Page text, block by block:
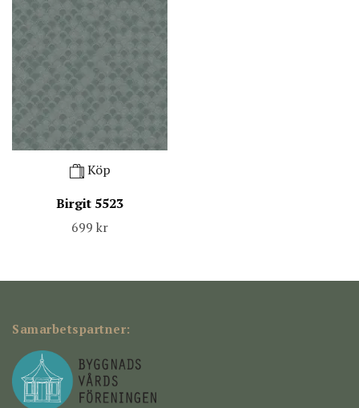
Köp
Birgit 5523
699 kr
Samarbetspartner: